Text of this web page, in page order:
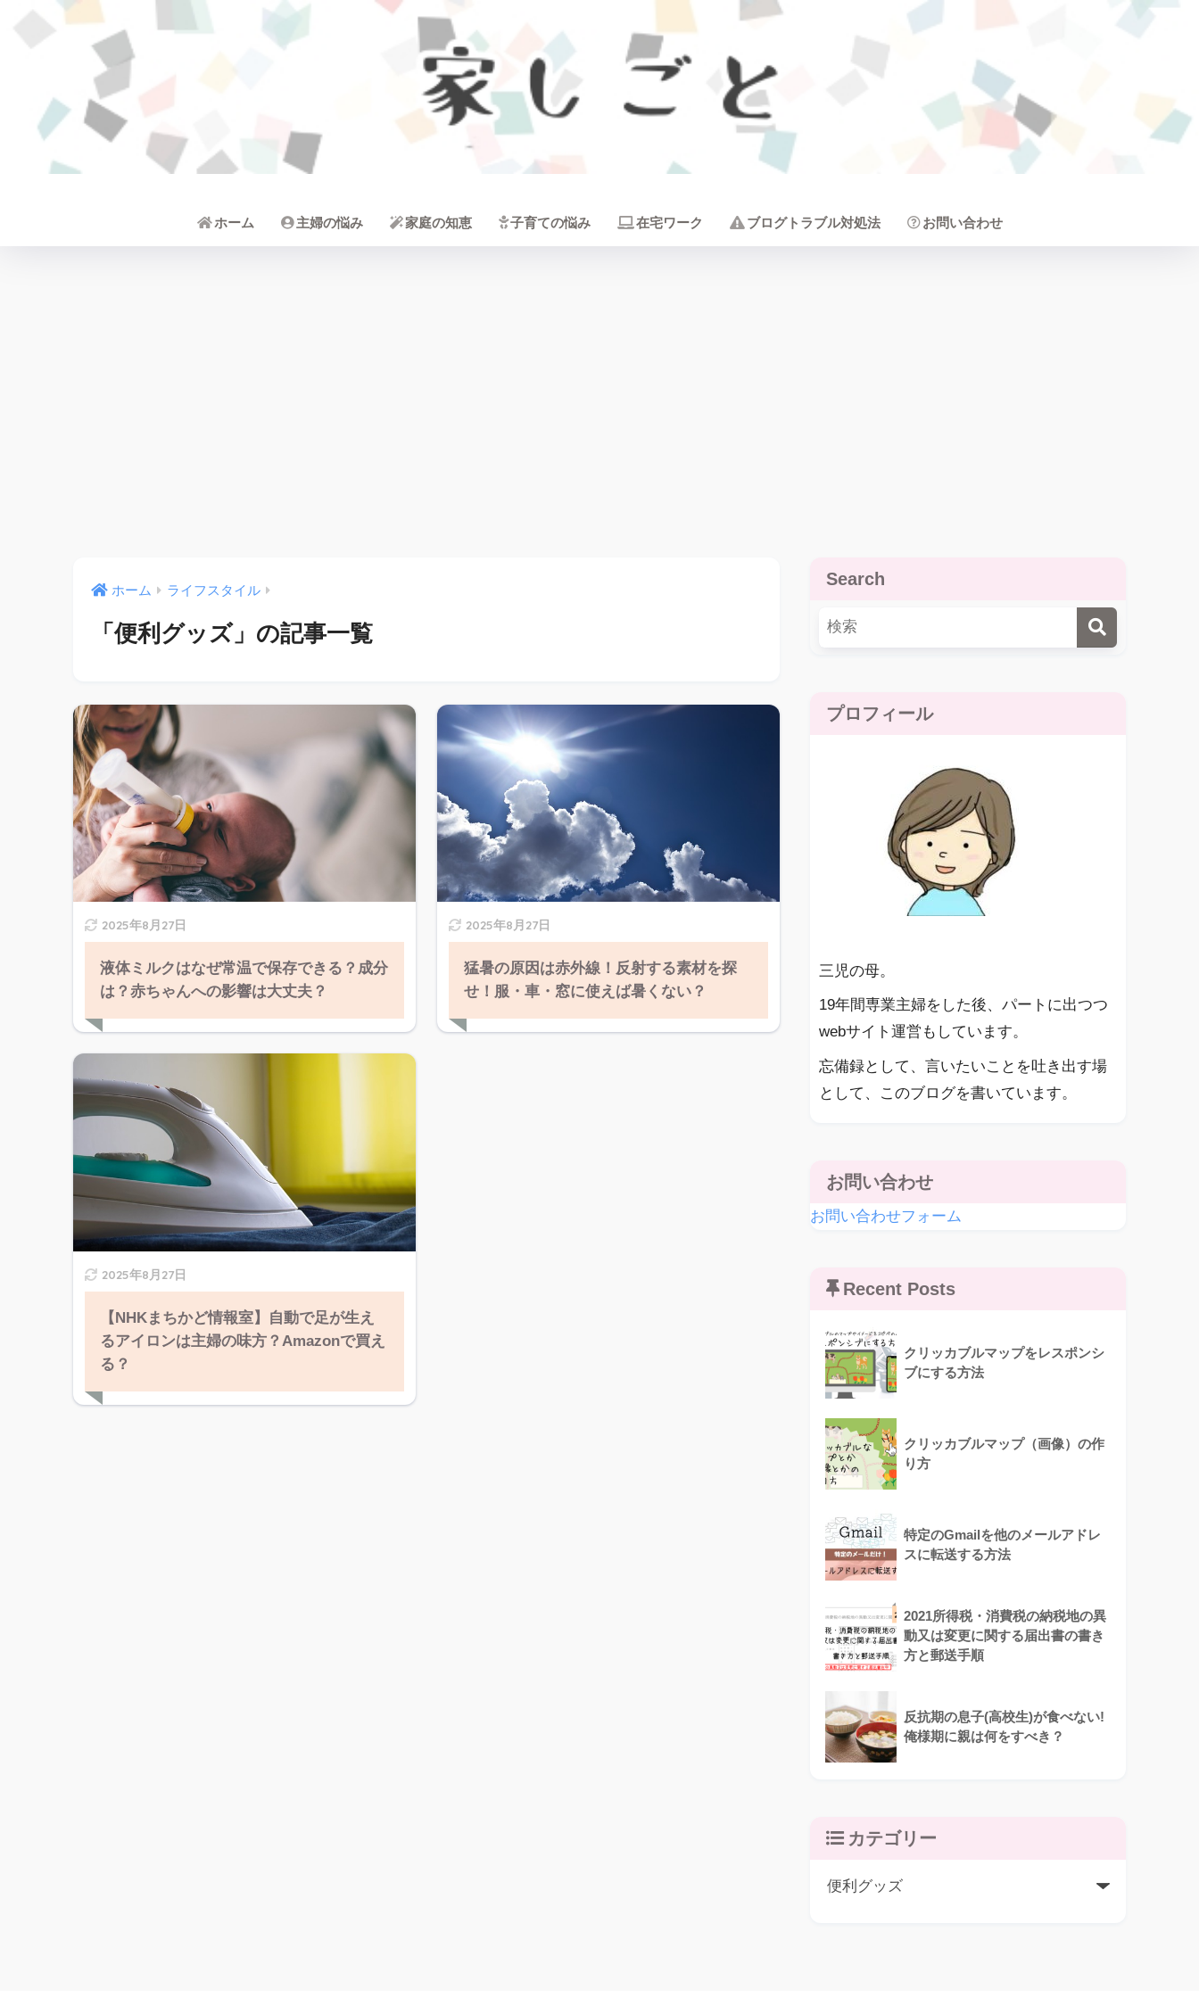
ホーム 主婦の悩み 家庭の知恵 子育ての悩み 在宅ワーク ブログトラブル対処法 お問い合わせ
ホーム ライフスタイル
「便利グッズ」の記事一覧
2025年8月27日
液体ミルクはなぜ常温で保存できる？成分
は？赤ちゃんへの影響は大丈夫？
2025年8月27日
猛暑の原因は赤外線！反射する素材を探
せ！服・車・窓に使えば暑くない？
2025年8月27日
【NHKまちかど情報室】自動で足が生え
るアイロンは主婦の味方？Amazonで買え
る？
Search
プロフィール
三児の母。
19年間専業主婦をした後、パートに出つつ
webサイト運営もしています。
忘備録として、言いたいことを吐き出す場
として、このブログを書いています。
お問い合わせ
お問い合わせフォーム
Recent Posts
クリッカブルマップをレスポンシ
ブにする方法
クリッカブルマップ（画像）の作
り方
特定のGmailを他のメールアドレ
スに転送する方法
2021所得税・消費税の納税地の異
動又は変更に関する届出書の書き
方と郵送手順
反抗期の息子(高校生)が食べない!
俺様期に親は何をすべき？
カテゴリー